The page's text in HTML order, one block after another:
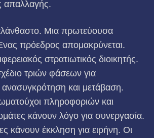
απαλλαγής.
Μια πρωτεύουσα
πρόεδρος απομακρύνεται.
στρατιωτικός διοικητής.
τριών φάσεων για
και μετάβαση.
πληροφοριών και
κάνουν λόγο για συνεργασία.
κάνουν έκκληση για ειρήνη. Οι